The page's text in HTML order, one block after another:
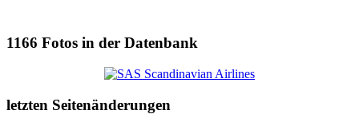
1166 Fotos in der Datenbank
letzten Seitenänderungen